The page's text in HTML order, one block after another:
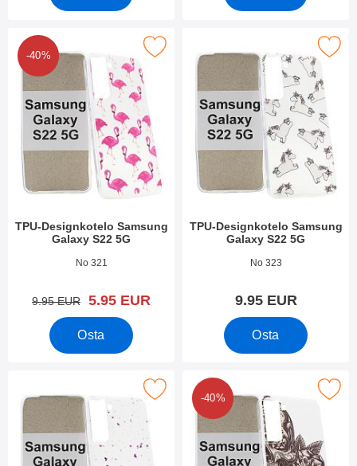
-40%
TPU-Designkotelo Samsung
Galaxy S22 5G
Tuote.nro 43151
No 321
vanha hinta
9.95 EUR uusi hinta
5.95 EUR
Osta
tPU-Designkotelo Samsung Galaxy S22 5G suosikiksi
TPU-Designkotelo Samsung
Galaxy S22 5G
Tuote.nro 43149
No 323
9.95 EUR
Osta
Merkitse tPU-Designkotelo
tPU-Designkotelo Samsung Galaxy S22 5G suosikiksi
-40%
Merkitse tPU-Designkotelo